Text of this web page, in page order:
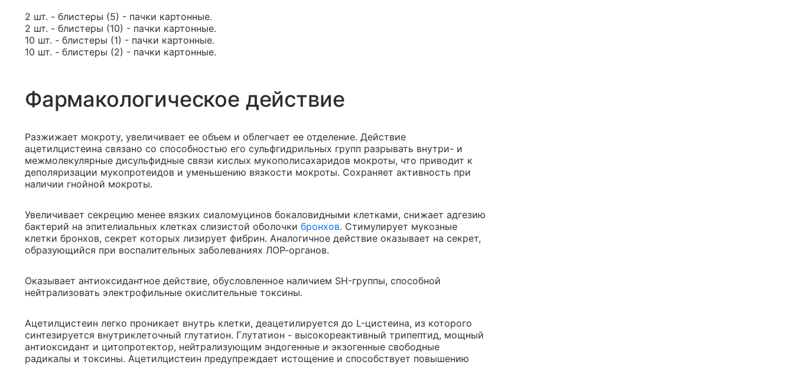
2 шт. - блистеры (5) - пачки картонные.
2 шт. - блистеры (10) - пачки картонные.
10 шт. - блистеры (1) - пачки картонные.
10 шт. - блистеры (2) - пачки картонные.
Фармакологическое действие
Разжижает мокроту, увеличивает ее объем и облегчает ее отделение. Действие
ацетилцистеина связано со способностью его сульфгидрильных групп разрывать внутри- и
межмолекулярные дисульфидные связи кислых мукополисахаридов мокроты, что приводит к
деполяризации мукопротеидов и уменьшению вязкости мокроты. Сохраняет активность при
наличии гнойной мокроты.
Увеличивает секрецию менее вязких сиаломуцинов бокаловидными клетками, снижает адгезию
бактерий на эпителиальных клетках слизистой оболочки бронхов. Стимулирует мукозные
клетки бронхов, секрет которых лизирует фибрин. Аналогичное действие оказывает на секрет,
образующийся при воспалительных заболеваниях ЛОР-органов.
Оказывает антиоксидантное действие, обусловленное наличием SH-группы, способной
нейтрализовать электрофильные окислительные токсины.
Ацетилцистеин легко проникает внутрь клетки, деацетилируется до L-цистеина, из которого
синтезируется внутриклеточный глутатион. Глутатион - высокореактивный трипептид, мощный
антиоксидант и цитопротектор, нейтрализующим эндогенные и экзогенные свободные
радикалы и токсины. Ацетилцистеин предупреждает истощение и способствует повышению